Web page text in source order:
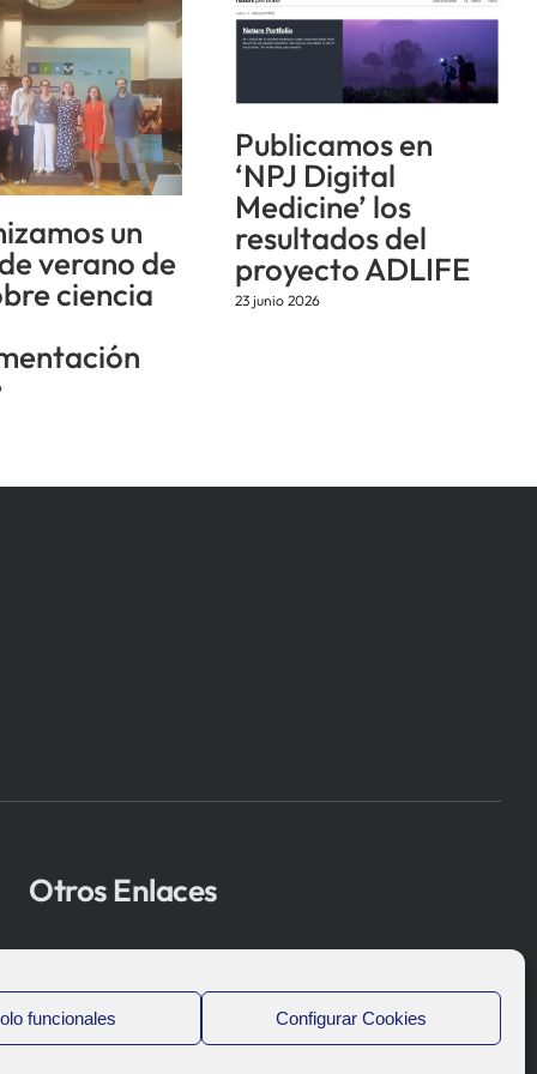
funcionales Configurar Cookies
un
verano de
ciencia
Publicamos en
‘NPJ Digital
Medicine’ los
resultados del
proyecto ADLIFE
23 junio 2026
Otros Enlaces
Bioef
Gobierno Vasco